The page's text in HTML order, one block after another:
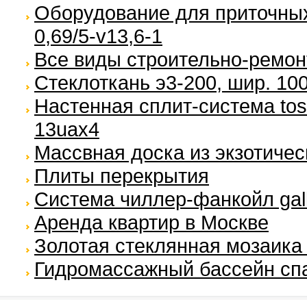
Оборудование для
0,69/5-v13,6-1
Все виды строительно-
Стеклоткань э3-200, шир.
Настенная сплит-система
13uax4
Массвная доска из
Плиты перекрытия
Система чиллер-фанкойл
Аренда квартир в Москве
Золотая стеклянная
Гидромассажный бассейн